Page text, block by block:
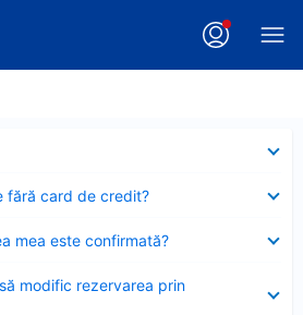
fără card de credit?
mea este confirmată?
modific rezervarea prin